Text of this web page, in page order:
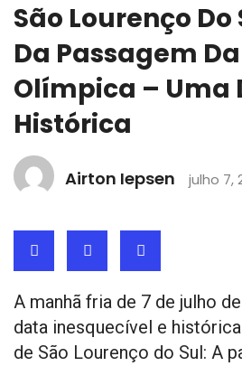
São Lourenço Do
Da Passagem
Olímpica – Uma
Histórica
Airton Iepsen julho 7,
A manhã fria de 7 de julho
data inesquecível e
de São Lourenço do Sul: A